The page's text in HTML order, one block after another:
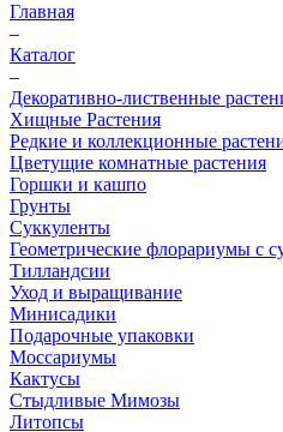
Главная
–
Каталог
–
Декоративно-лиственные
Хищные Растения
Редкие и коллекционные
Цветущие комнатные растения
Горшки и кашпо
Грунты
Суккуленты
Геометрические флорариумы с
Тилландсии
Уход и выращивание
Минисадики
Подарочные упаковки
Моссариумы
Кактусы
Стыдливые Мимозы
Литопсы